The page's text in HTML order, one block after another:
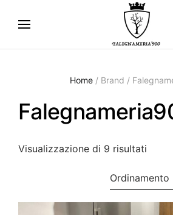
to
Home / Brand /
Visualizzazione di 9 risultati